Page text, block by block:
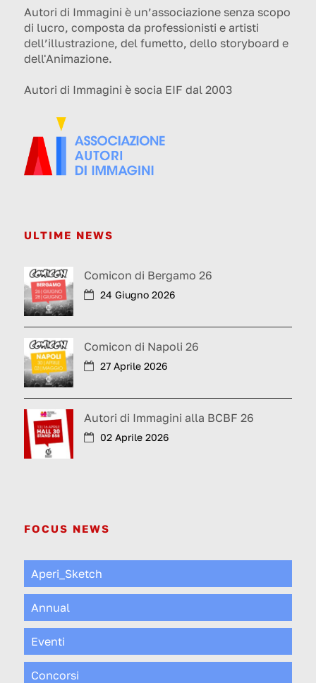
Autori di Immagini è un’associazione senza scopo
di lucro, composta da professionisti e artisti
dell’illustrazione, del fumetto, dello storyboard e
dell'Animazione.
Autori di Immagini è socia EIF dal 2003
ULTIME NEWS
Comicon di Bergamo 26
24 Giugno 2026
Comicon di Napoli 26
27 Aprile 2026
Autori di Immagini alla BCBF 26
02 Aprile 2026
FOCUS NEWS
Aperi_Sketch
Annual
Eventi
Concorsi